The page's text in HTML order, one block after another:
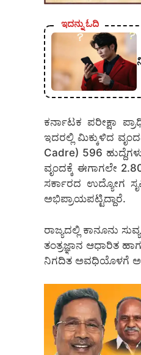
ಇದನ್ನು ಓದಿ
ಕರ್ನಾಟಕ ಪರೀಕ್ಷಾ
ಇದರಲ್ಲಿ ಮಿಕ್ಕುಳಿದ
Cadre) 596
ವೃಂದಕ್ಕೆ ಈಗಾಗಲೇ
ಸರ್ಕಾರದ ಉದ್ಯೋಗ
ಅಭಿಪ್ರಾಯಪಟ್ಟಿದ್ದಾರೆ.
ರಾಜ್ಯದಲ್ಲಿ ಕಾನೂನು
ತಂತ್ರಜ್ಞಾನ ಆಧಾರಿತ
ನಿಗದಿತ ಅವಧಿಯೊಳಗೆ